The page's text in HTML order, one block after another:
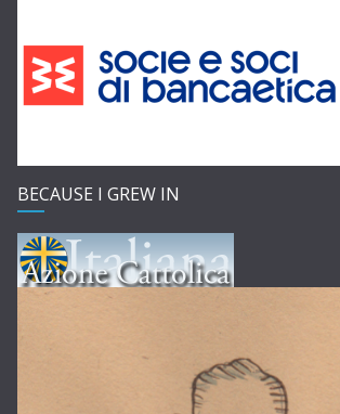
BECAUSE I GREW IN